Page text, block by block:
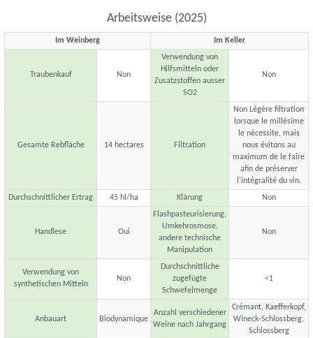
Arbeitsweise (2025)
Im Weinberg Im Keller
Traubenkauf Non
Verwendung von
Hilfsmitteln oder
Zusatzstoffen ausser
SO2
Non
Gesamte Rebfläche 14 hectares Filtration
Non Légère filtration
lorsque le millésime
le nécessite, mais
nous évitons au
maximum de le faire
afin de préserver
l'intégralité du vin.
Durchschnittlicher Ertrag
45 hl/ha Klärung Non
Handlese Oui
Flashpasteurisierung,
Umkehrosmose,
andere technische
Manipulation
Non
Verwendung von
synthetischen Mitteln
Non
Durchschnittliche
zugefügte
Schwefelmenge
<1
Anbauart Biodynamique
Anzahl verschiedener
Weine nach Jahrgang
Crémant, Kaefferkopf,
Wineck-Schlossberg,
Schlossberg